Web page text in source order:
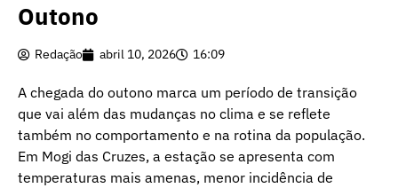
Outono
Redação abril 10, 2026 16:09
A chegada do outono marca um período de transição
que vai além das mudanças no clima e se reflete
também no comportamento e na rotina da população.
Em Mogi das Cruzes, a estação se apresenta com
temperaturas mais amenas, menor incidência de